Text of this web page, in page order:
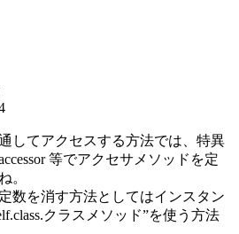
してアクセスする方法では、特異
等でアクセサメソッドを定
。
数を消す方法としてはインスタン
クラスメソッド”を使う方法